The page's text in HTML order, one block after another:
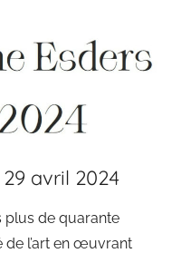
avril 2024
plus de quarante
de l’art en œuvrant